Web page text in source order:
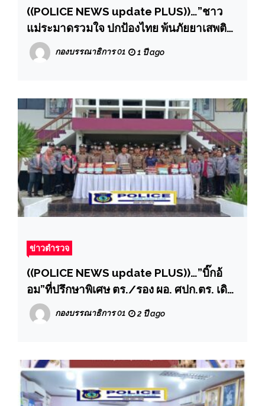
((POLICE NEWS update PLUS))…”ชาว
แม่ระมาดรวมใจ ปกป้องไทย พ้นภัยยาเสพติด
ตามนโยบายการป้องกัน/แก้ไขปัญหายาเสพ
ติดและแผนปฏิบัติการสกัดกั้นและปราบปราม
กองบรรณาธิการ 01 1 ปี ago
ข่าวตำรวจ
((POLICE NEWS update PLUS))…”บิ๊กอ้
อม”ที่ปรึกษาพิเศษ ตร./รอง ผอ. ศปก.ตร. เดิน
ทางไปตรวจเยี่ยมและติดตามการปฏิบัติงาน
ของ ศปก.หน่วย ที่ สภ.ควนมีด ภ.จว.สงขลา
กองบรรณาธิการ 01 2 ปี ago